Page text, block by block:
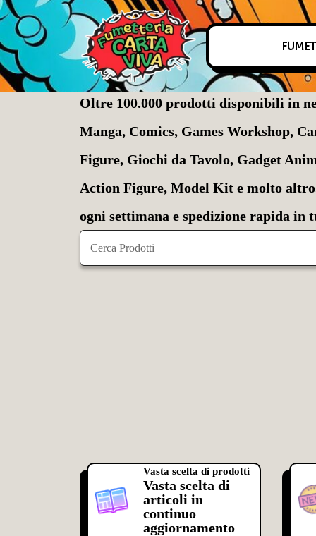
su WhatsApp o tramite i nostri canali social 📢 Per
Fumetteria Cartaviva Online
Oltre 100.000 prodotti disponibili in
Manga, Comics, Games Workshop,
Figure, Giochi da Tavolo, Gadget
Action Figure, Model Kit e molto
ogni settimana e spedizione rapida in
Vasta scelta di prodotti
Vasta scelta di
articoli in
continuo
aggiornamento